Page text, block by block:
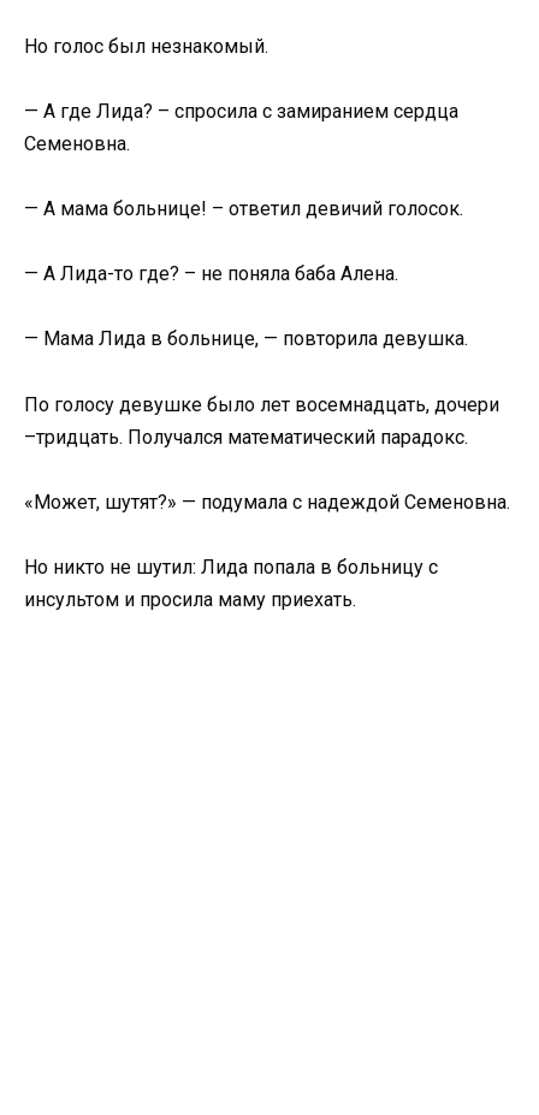
Но голос был незнакомый.
— А где Лида? – спросила с замиранием сердца
Семеновна.
— А мама больнице! – ответил девичий голосок.
— А Лида-то где? – не поняла баба Алена.
— Мама Лида в больнице, — повторила девушка.
По голосу девушке было лет восемнадцать, дочери
–тридцать. Получался математический парадокс.
«Может, шутят?» — подумала с надеждой Семеновна.
Но никто не шутил: Лида попала в больницу с
инсультом и просила маму приехать.